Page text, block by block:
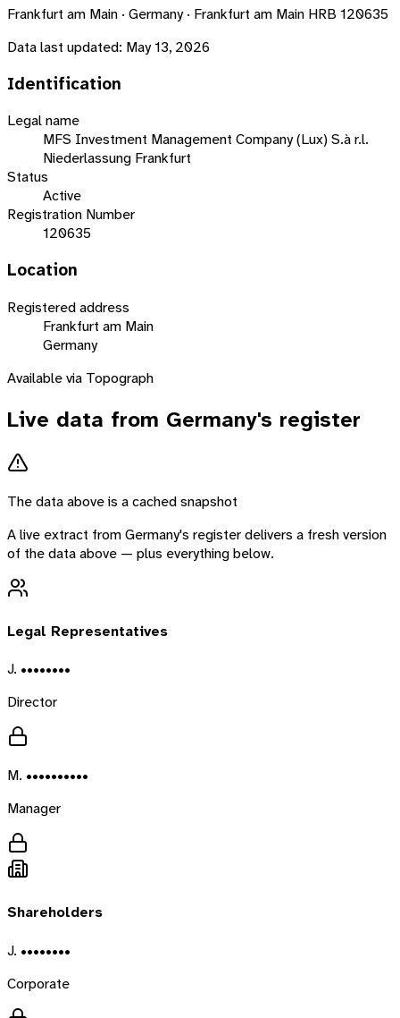
Frankfurt am Main · Germany · Frankfurt am Main HRB 120635
Data last updated: May 13, 2026
Identification
Legal name
MFS Investment Management Company (Lux) S.à r.l.
Niederlassung Frankfurt
Status
Active
Registration Number
120635
Location
Registered address
Frankfurt am Main
Germany
Available via Topograph
Live data from Germany's register
The data above is a cached snapshot
A live extract fromGermany's register delivers a fresh version
of the data above — plus everything below.
Legal Representatives
J. ••••••••
Director
M. ••••••••••
Manager
Shareholders
J. ••••••••
Corporate